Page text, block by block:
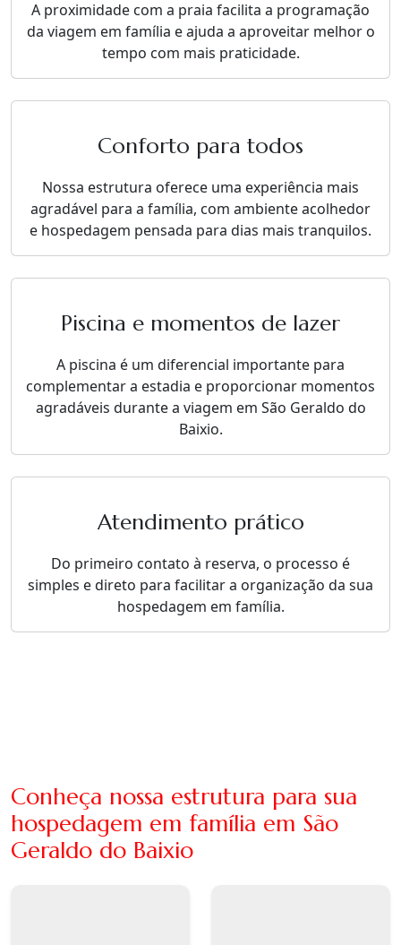
A proximidade com a praia facilita a programação
da viagem em família e ajuda a aproveitar melhor o
tempo com mais praticidade.
Conforto para todos
Nossa estrutura oferece uma experiência mais
agradável para a família, com ambiente acolhedor
e hospedagem pensada para dias mais tranquilos.
Piscina e momentos de lazer
A piscina é um diferencial importante para
complementar a estadia e proporcionar momentos
agradáveis durante a viagem em São Geraldo do
Baixio.
Atendimento prático
Do primeiro contato à reserva, o processo é
simples e direto para facilitar a organização da sua
hospedagem em família.
Conheça nossa estrutura para sua
hospedagem em família em São
Geraldo do Baixio